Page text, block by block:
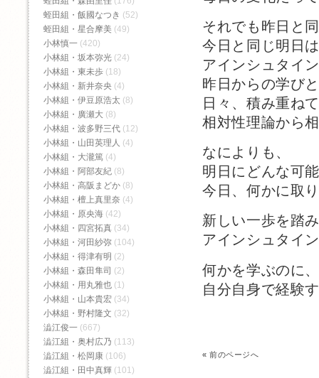
それでも昨日と
今日と同じ明日
アインシュタイ
昨日からの学び
日々、積み重ね
相対性理論から
なによりも、
明日にどんな可
今日、何かに取
新しい一歩を踏
アインシュタイ
何かを学ぶのに
自分自身で経験
«前のページへ
蛭田組・飯國なつき (52)
蛭田組・星合摩美 (49)
小林慎一 (420)
小林組・坂本弥光 (24)
小林組・東未歩 (18)
小林組・新井奈央 (4)
小林組・伊豆原浩太 (8)
小林組・廣瀬大 (8)
小林組・波多野三代 (12)
小林組・山田英理人 (4)
小林組・大瀧篤 (4)
小林組・阿部友紀 (8)
小林組・高阪まどか (8)
小林組・檀上真里奈 (4)
小林組・原央海 (42)
小林組・四宮拓真 (34)
小林組・河田紗弥 (104)
小林組・得津有明 (2)
小林組・森田隼司 (2)
小林組・用丸雅也 (1)
小林組・山本貴宏 (34)
小林組・野村隆文 (32)
澁江俊一 (667)
澁江組・奥村広乃 (113)
澁江組・松岡康 (106)
澁江組・田中真輝 (101)